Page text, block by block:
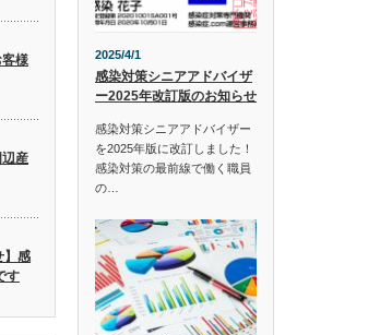
様
産
】感
す
2025/4/1
感染対策シニアアドバイザ
ー2025年改訂版のお知らせ
感染対策シニアアドバイザー
を2025年版に改訂しました！
感染対策の最前線で働く職員
の…